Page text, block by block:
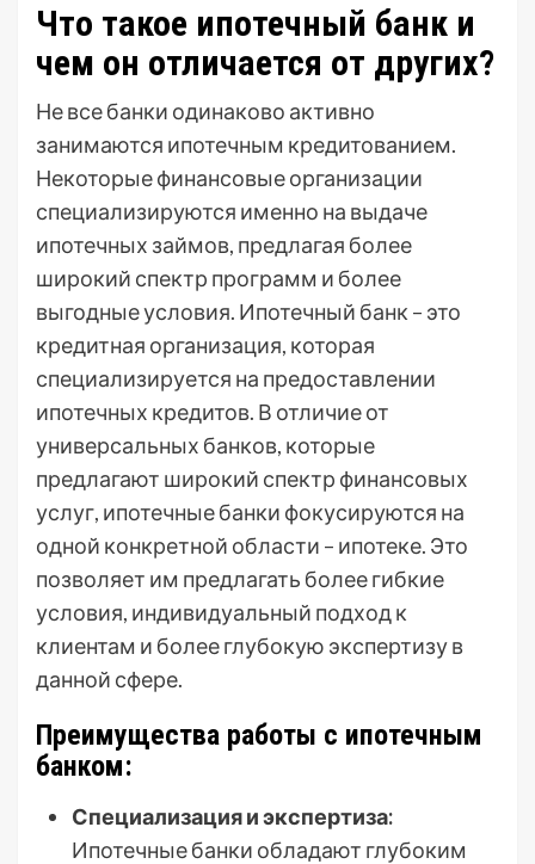
Что такое ипотечный банк и
чем он отличается от других?
Не все банки одинаково активно
занимаются ипотечным кредитованием.
Некоторые финансовые организации
специализируются именно на выдаче
ипотечных займов, предлагая более
широкий спектр программ и более
выгодные условия. Ипотечный банк – это
кредитная организация, которая
специализируется на предоставлении
ипотечных кредитов. В отличие от
универсальных банков, которые
предлагают широкий спектр финансовых
услуг, ипотечные банки фокусируются на
одной конкретной области – ипотеке. Это
позволяет им предлагать более гибкие
условия, индивидуальный подход к
клиентам и более глубокую экспертизу в
данной сфере.
Преимущества работы с ипотечным
банком:
Специализация и экспертиза:
Ипотечные банки обладают глубоким